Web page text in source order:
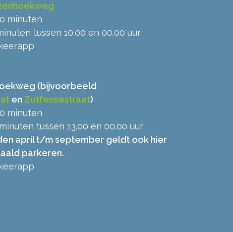
minuten
tussen 10.00 en 00.00 uur
(bijvoorbeeld
en Zutfensestraat)
minuten
tussen 13.00 en 00.00 uur
april t/m september geldt ook hier
parkeren.